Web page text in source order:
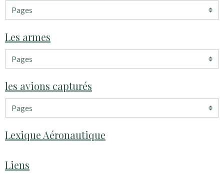
Les armes
les avions capturés
Lexique Aéronautique
Liens